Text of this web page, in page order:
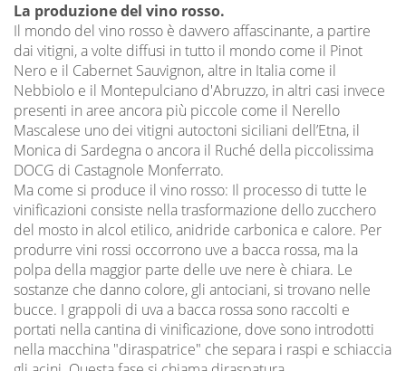
La produzione del vino rosso.
Il mondo del vino rosso è davvero affascinante, a partire
dai vitigni, a volte diffusi in tutto il mondo come il Pinot
Nero e il Cabernet Sauvignon, altre in Italia come il
Nebbiolo e il Montepulciano d'Abruzzo, in altri casi invece
presenti in aree ancora più piccole come il Nerello
Mascalese uno dei vitigni autoctoni siciliani dell’Etna, il
Monica di Sardegna o ancora il Ruché della piccolissima
DOCG di Castagnole Monferrato.
Ma come si produce il vino rosso: Il processo di tutte le
vinificazioni consiste nella trasformazione dello zucchero
del mosto in alcol etilico, anidride carbonica e calore. Per
produrre vini rossi occorrono uve a bacca rossa, ma la
polpa della maggior parte delle uve nere è chiara. Le
sostanze che danno colore, gli antociani, si trovano nelle
bucce. I grappoli di uva a bacca rossa sono raccolti e
portati nella cantina di vinificazione, dove sono introdotti
nella macchina "diraspatrice" che separa i raspi e schiaccia